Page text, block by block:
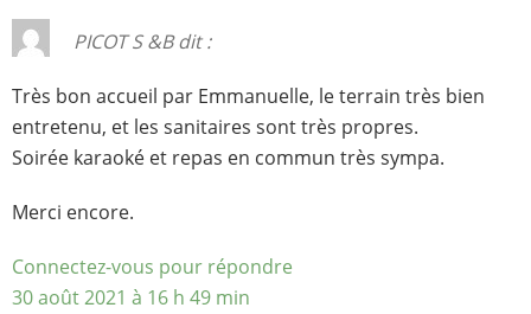
PICOT S &B dit :
Très bon accueil par Emmanuelle, le terrain très bien
entretenu, et les sanitaires sont très propres.
Soirée karaoké et repas en commun très sympa.
Merci encore.
Connectez-vous pour répondre
30 août 2021 à 16 h 49 min